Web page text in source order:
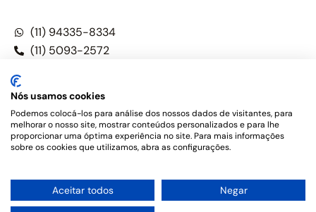
(11) 94335-8334
(11) 5093-2572
Este site não é um produto Meta Platforms, Inc., Google LLC,
tampouco oferece serviços públicos oficiais. Somos um
o Código de Ética e Disciplina da OAB do Brasil – Alexandre
Berthe Pinto Soc. de Adv, OAB/SP nº 22477 –Política de
Nós usamos cookies
Podemos colocá-los para análise dos nossos dados de visitantes, para
melhorar o nosso site, mostrar conteúdos personalizados e para lhe
proporcionar uma óptima experiência no site. Para mais informações
sobre os cookies que utilizamos, abra as configurações.
Aceitar todos Negar